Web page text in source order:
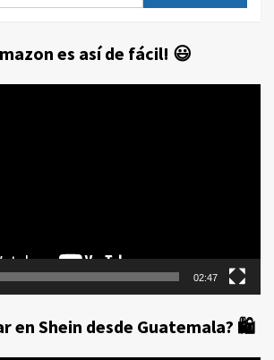
es así de fácil! 😃
02:47
en Shein desde Guatemala? 🛍️